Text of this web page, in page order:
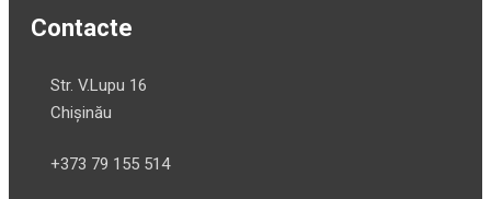
Contacte
Str. V.Lupu 16
Chișinău
+373 79 155 514